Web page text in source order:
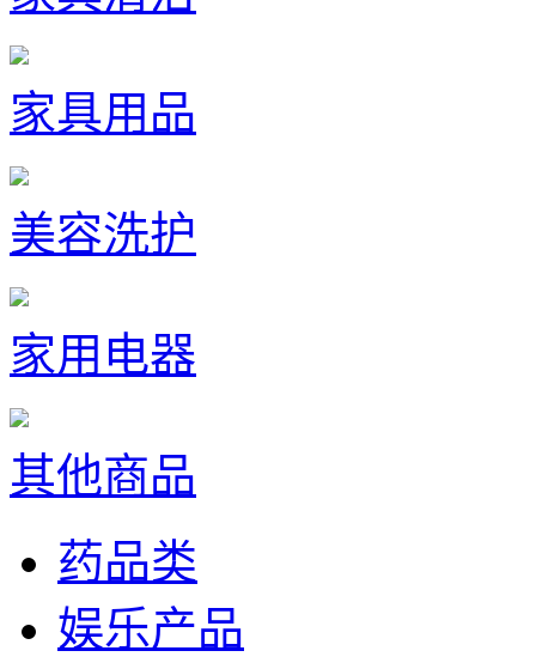
家具用品
美容洗护
家用电器
其他商品
药品类
娱乐产品